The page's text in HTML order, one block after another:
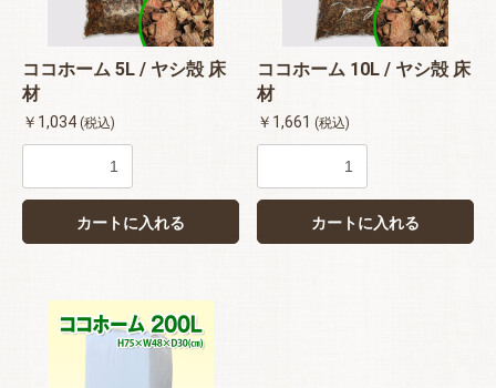
ココホーム 5L / ヤシ殻 床
材
￥1,034 (税込)
カートに入れる
ココホーム 10L / ヤシ殻 床
材
￥1,661 (税込)
カートに入れる